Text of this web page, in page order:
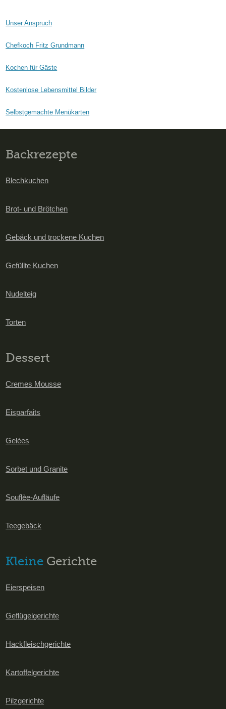
Unser Anspruch
Chefkoch Fritz Grundmann
Kochen für Gäste
Kostenlose Lebensmittel Bilder
Selbstgemachte Menükarten
Backrezepte
Blechkuchen
Brot- und Brötchen
Gebäck und trockene Kuchen
Gefüllte Kuchen
Nudelteig
Torten
Dessert
Cremes Mousse
Eisparfaits
Gelées
Sorbet und Granite
Souflèe-Aufläufe
Teegebäck
Kleine Gerichte
Eierspeisen
Geflügelgerichte
Hackfleischgerichte
Kartoffelgerichte
Pilzgerichte